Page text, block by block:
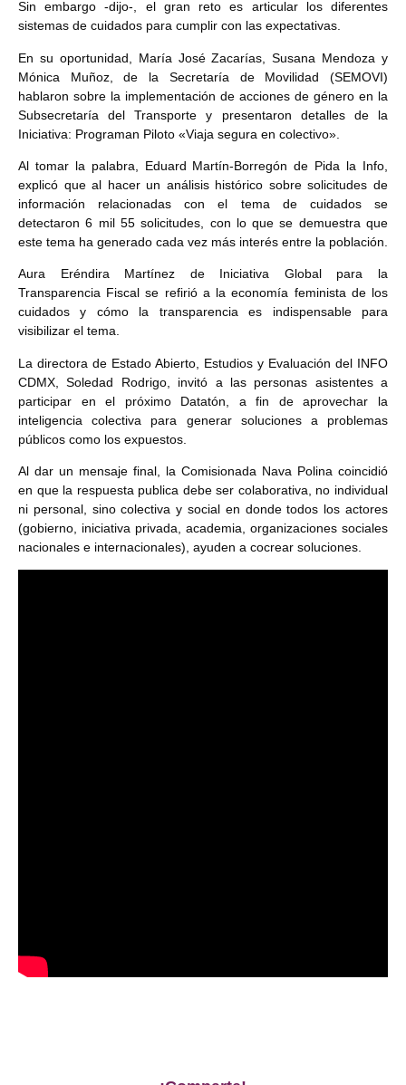
Sin embargo -dijo-, el gran reto es articular los diferentes
sistemas de cuidados para cumplir con las expectativas.
En su oportunidad, María José Zacarías, Susana Mendoza y
Mónica Muñoz, de la Secretaría de Movilidad (SEMOVI)
hablaron sobre la implementación de acciones de género en la
Subsecretaría del Transporte y presentaron detalles de la
Iniciativa: Programan Piloto «Viaja segura en colectivo».
Al tomar la palabra, Eduard Martín-Borregón de Pida la Info,
explicó que al hacer un análisis histórico sobre solicitudes de
información relacionadas con el tema de cuidados se
detectaron 6 mil 55 solicitudes, con lo que se demuestra que
este tema ha generado cada vez más interés entre la población.
Aura Eréndira Martínez de Iniciativa Global para la
Transparencia Fiscal se refirió a la economía feminista de los
cuidados y cómo la transparencia es indispensable para
visibilizar el tema.
La directora de Estado Abierto, Estudios y Evaluación del INFO
CDMX, Soledad Rodrigo, invitó a las personas asistentes a
participar en el próximo Datatón, a fin de aprovechar la
inteligencia colectiva para generar soluciones a problemas
públicos como los expuestos.
Al dar un mensaje final, la Comisionada Nava Polina coincidió
en que la respuesta publica debe ser colaborativa, no individual
ni personal, sino colectiva y social en donde todos los actores
(gobierno, iniciativa privada, academia, organizaciones sociales
nacionales e internacionales), ayuden a cocrear soluciones.